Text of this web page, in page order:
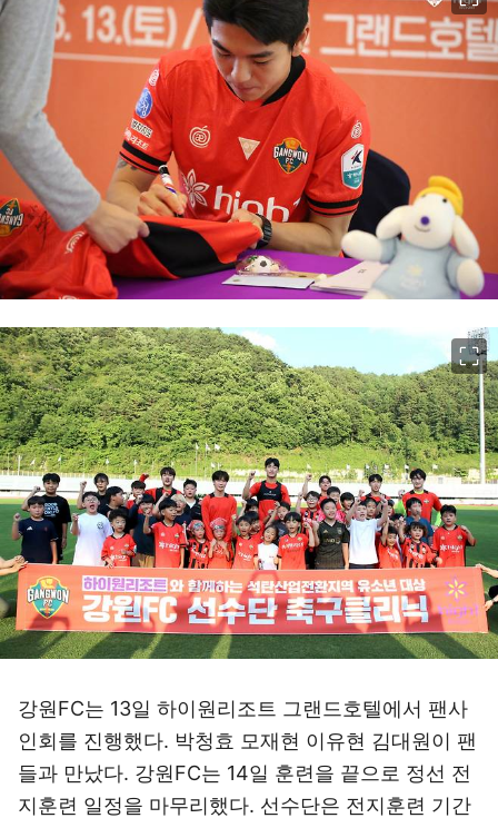
강원FC는 13일 하이원리조트 그랜드호텔에서 팬사
인회를 진행했다. 박청효 모재현 이유현 김대원이 팬
들과 만났다. 강원FC는 14일 훈련을 끝으로 정선 전
지훈련 일정을 마무리했다. 선수단은 전지훈련 기간